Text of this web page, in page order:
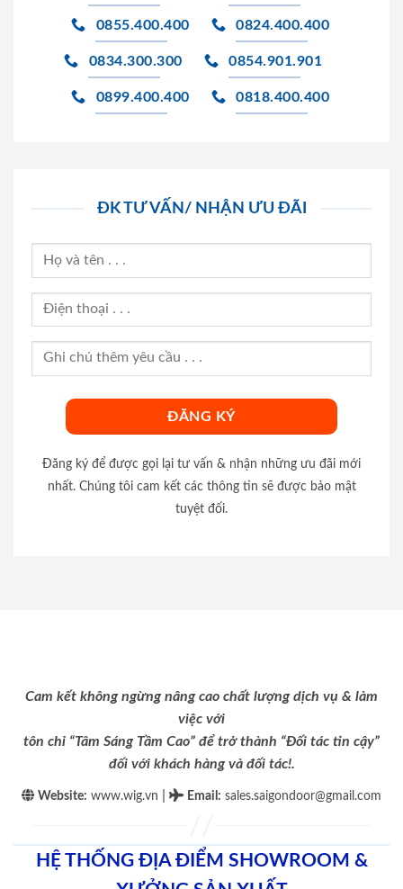
0855.400.400 0824.400.400
0834.300.300 0854.901.901
0899.400.400 0818.400.400
ĐK TƯ VẤN/ NHẬN ƯU ĐÃI
Đăng ký để được gọi lại tư vấn & nhận những ưu đãi mới
nhất. Chúng tôi cam kết các thông tin sẽ được bảo mật
tuyệt đối.
Cam kết không ngừng nâng cao chất lượng dịch vụ & làm
việc với
tôn chỉ “Tâm Sáng Tầm Cao” để trở thành “Đối tác tin cậy”
đối với khách hàng và đối tác!.
Website: www.wig.vn Email : sales.saigondoor@gmail.com
HỆ THỐNG ĐỊA ĐIỂM SHOWROOM &